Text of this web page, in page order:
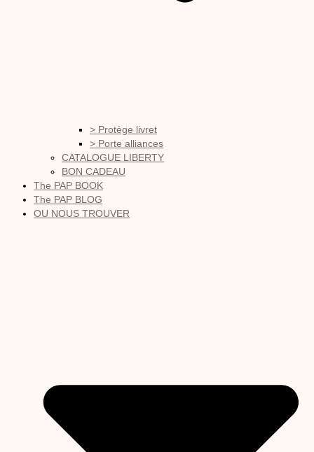
> Protège livret
> Porte alliances
CATALOGUE LIBERTY
BON CADEAU
The PAP BOOK
The PAP BLOG
OU NOUS TROUVER